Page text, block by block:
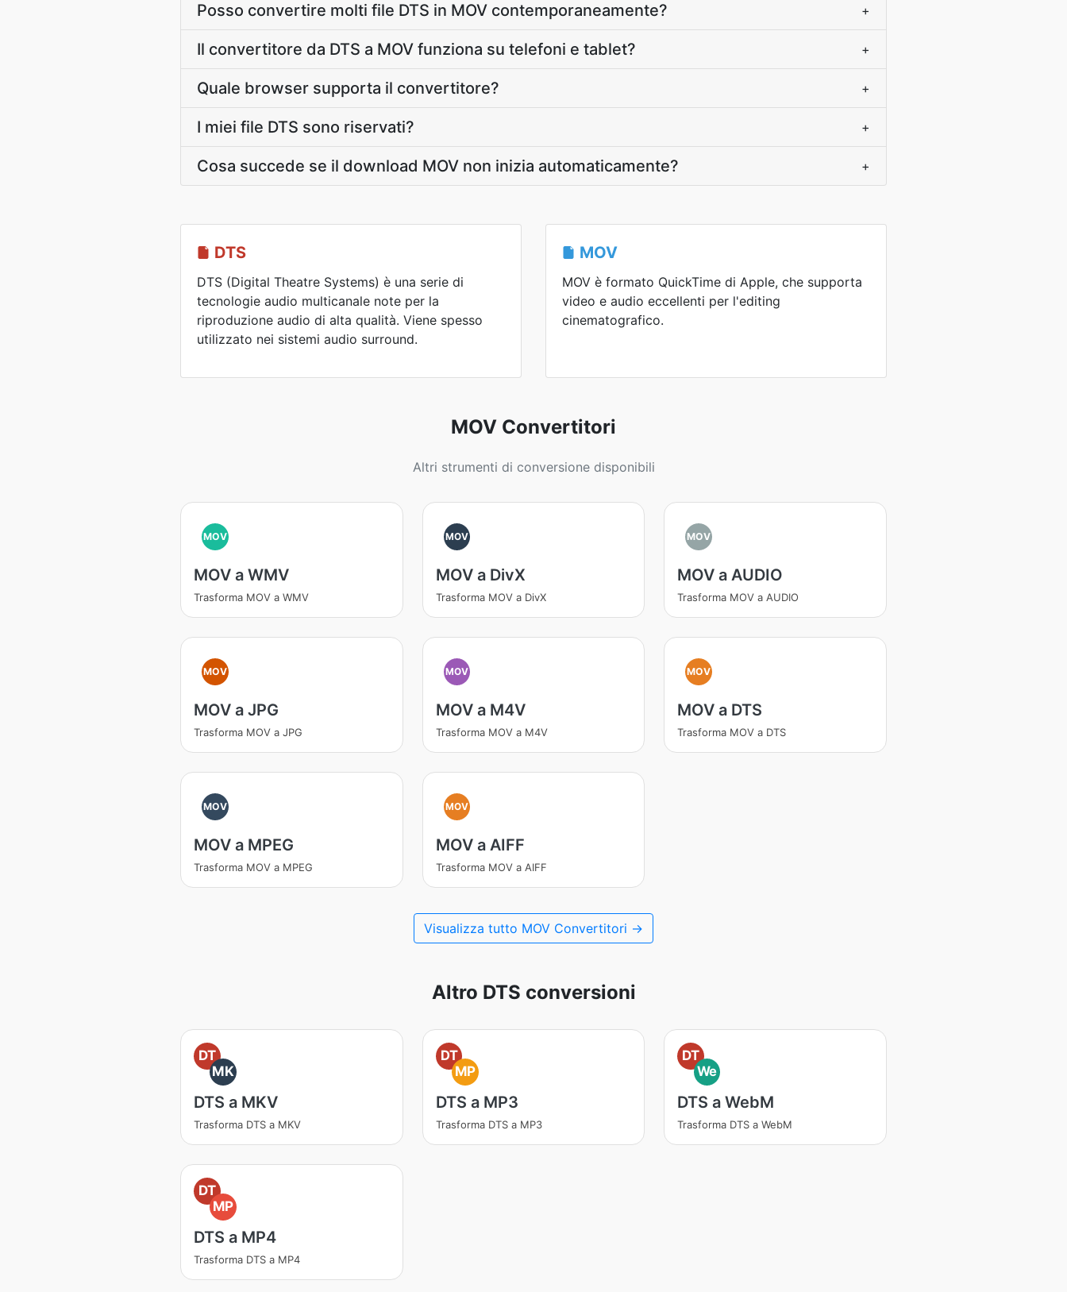
Posso convertire molti file DTS in MOV contemporaneamente? +
Il convertitore da DTS a MOV funziona su telefoni e tablet? +
Quale browser supporta il convertitore? +
I miei file DTS sono riservati? +
Cosa succede se il download MOV non inizia automaticamente? +
DTS
DTS (Digital Theatre Systems) è una serie di
tecnologie audio multicanale note per la
riproduzione audio di alta qualità. Viene spesso
utilizzato nei sistemi audio surround.
MOV
MOV è formato QuickTime di Apple, che supporta
video e audio eccellenti per l'editing
cinematografico.
MOV Convertitori
Altri strumenti di conversione disponibili
MOV
MOV a WMV
Trasforma MOV a WMV
MOV
MOV a DivX
Trasforma MOV a DivX
MOV
MOV a AUDIO
Trasforma MOV a AUDIO
MOV
MOV a JPG
Trasforma MOV a JPG
MOV
MOV a M4V
Trasforma MOV a M4V
MOV
MOV a DTS
Trasforma MOV a DTS
MOV
MOV a MPEG
Trasforma MOV a MPEG
MOV
MOV a AIFF
Trasforma MOV a AIFF
Visualizza tutto MOV Convertitori →
Altro DTS conversioni
DT
MK
DTS a MKV
Trasforma DTS a MKV
DT
MP
DTS a MP3
Trasforma DTS a MP3
DT
We
DTS a WebM
Trasforma DTS a WebM
DT
MP
DTS a MP4
Trasforma DTS a MP4